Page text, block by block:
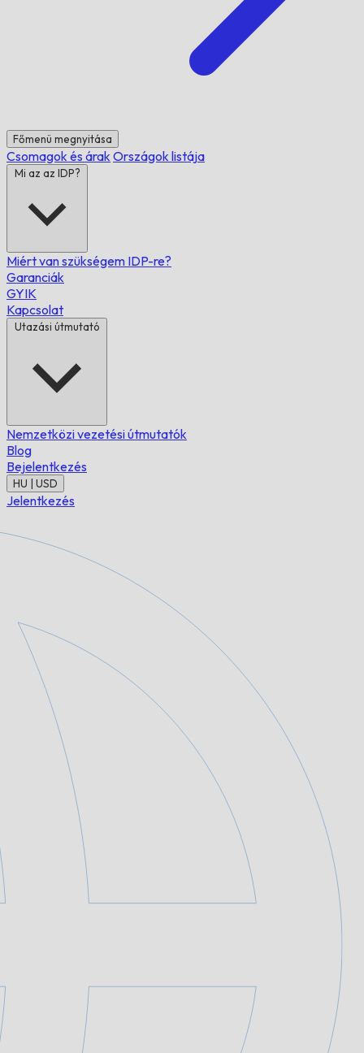
Főmenü megnyitása
Csomagok és árak Országok listája
Mi az az IDP?
Miért van szükségem IDP-re?
Garanciák
GYIK
Kapcsolat
Utazási útmutató
Nemzetközi vezetési útmutatók
Blog
Bejelentkezés
HU | USD
Jelentkezés